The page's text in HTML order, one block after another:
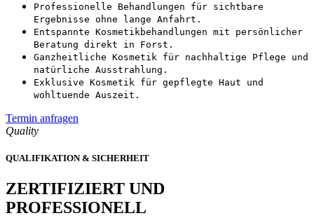
Professionelle Behandlungen für sichtbare
Ergebnisse ohne lange Anfahrt.
Entspannte Kosmetikbehandlungen mit persönlicher
Beratung direkt in Forst.
Ganzheitliche Kosmetik für nachhaltige Pflege und
natürliche Ausstrahlung.
Exklusive Kosmetik für gepflegte Haut und
wohltuende Auszeit.
Termin anfragen
Quality
QUALIFIKATION & SICHERHEIT
ZERTIFIZIERT UND
PROFESSIONELL